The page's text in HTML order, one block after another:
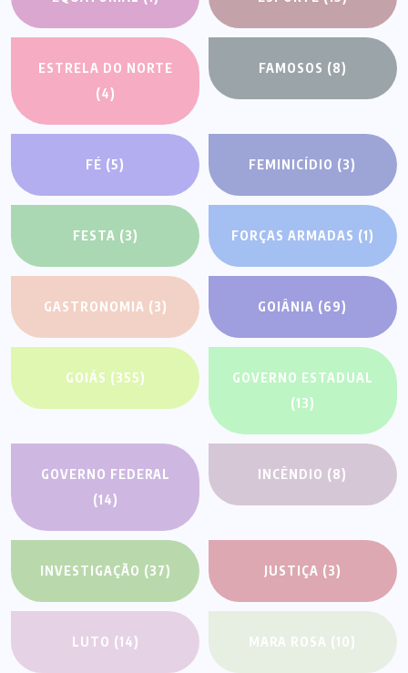
ESTRELA DO NORTE
(4)
FAMOSOS (8)
FÉ (5) FEMINICÍDIO (3)
FESTA (3) FORÇAS ARMADAS (1)
GASTRONOMIA (3) GOIÂNIA (69)
GOIÁS (355)
GOVERNO ESTADUAL
(13)
GOVERNO FEDERAL
(14)
INCÊNDIO (8)
INVESTIGAÇÃO (37) JUSTIÇA (3)
LUTO (14) MARA ROSA (10)